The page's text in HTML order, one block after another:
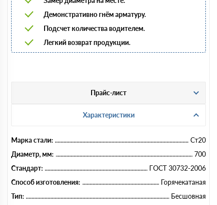
Демонстративно гнём арматуру.
Подсчет количества водителем.
Легкий возврат продукции.
Прайс-лист
Характеристики
Марка стали:
Ст20
Диаметр, мм:
700
Стандарт:
ГОСТ 30732-2006
Способ изготовления:
Горячекатаная
Тип:
Бесшовная